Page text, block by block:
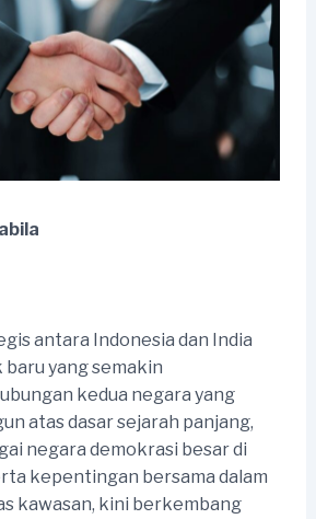
antara Indonesia dan India
baru yang semakin
kedua negara yang
atas dasar sejarah panjang,
negara demokrasi besar di
kepentingan bersama dalam
kawasan, kini berkembang